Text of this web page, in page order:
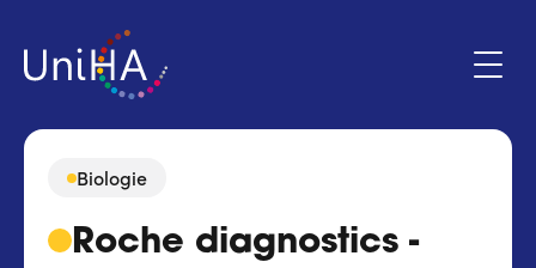
contenu
Menu
du
Espace adhérent
Biologie
Roche diagnostics -